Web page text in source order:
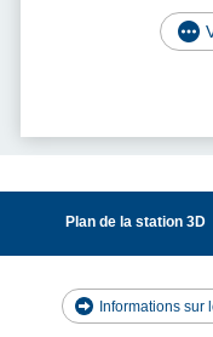
Plan de la station 3D
Informations sur